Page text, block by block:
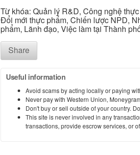
Từ khóa: Quản lý R&D, Công nghệ
Đổi mới thực phẩm, Chiến lược NPD,
phẩm, Lãnh đạo, Việc làm tại Thành
Share
Useful information
Avoid scams by acting locally or paying
Never pay with Western Union,
Don't buy or sell outside of your country.
This site is never involved in any
transactions, provide escrow services, or